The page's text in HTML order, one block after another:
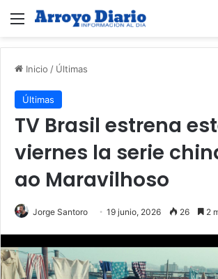
Menú
Inicio / Últimas
Últimas
TV Brasil estrena
viernes la serie
ao Maravilhoso
Jorge Santoro 19 junio, 2026 26 2